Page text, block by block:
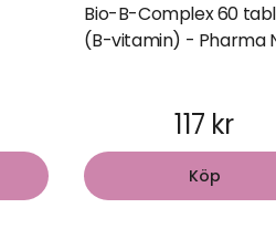
Bio-B-Complex 60
(B-vitamin) - Pharma
117 kr
Köp